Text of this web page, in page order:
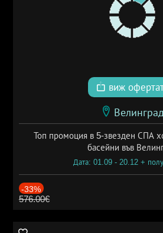
виж
Велинград
Топ промоция в 5-звезден СПА
басейни във
Дата: 01.09 - 20.12 +
-33%
576.00€